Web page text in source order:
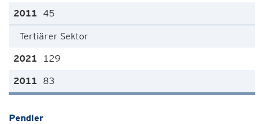
45
Tertiärer Sektor
129
83
Pendler